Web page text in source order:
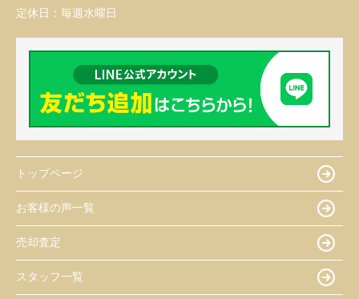
定休日： 毎週水曜日
トップページ
お客様の声一覧
売却査定
スタッフ一覧